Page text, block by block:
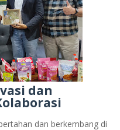
dan
dan berkembang di